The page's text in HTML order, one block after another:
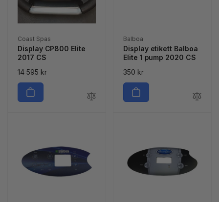
Säljare:
Coast Spas
Display CP800 Elite
2017 CS
Ordinarie
pris
14 595 kr
Säljare:
Balboa
Display etikett Balboa
Elite 1 pump 2020 CS
Ordinarie
pris
350 kr